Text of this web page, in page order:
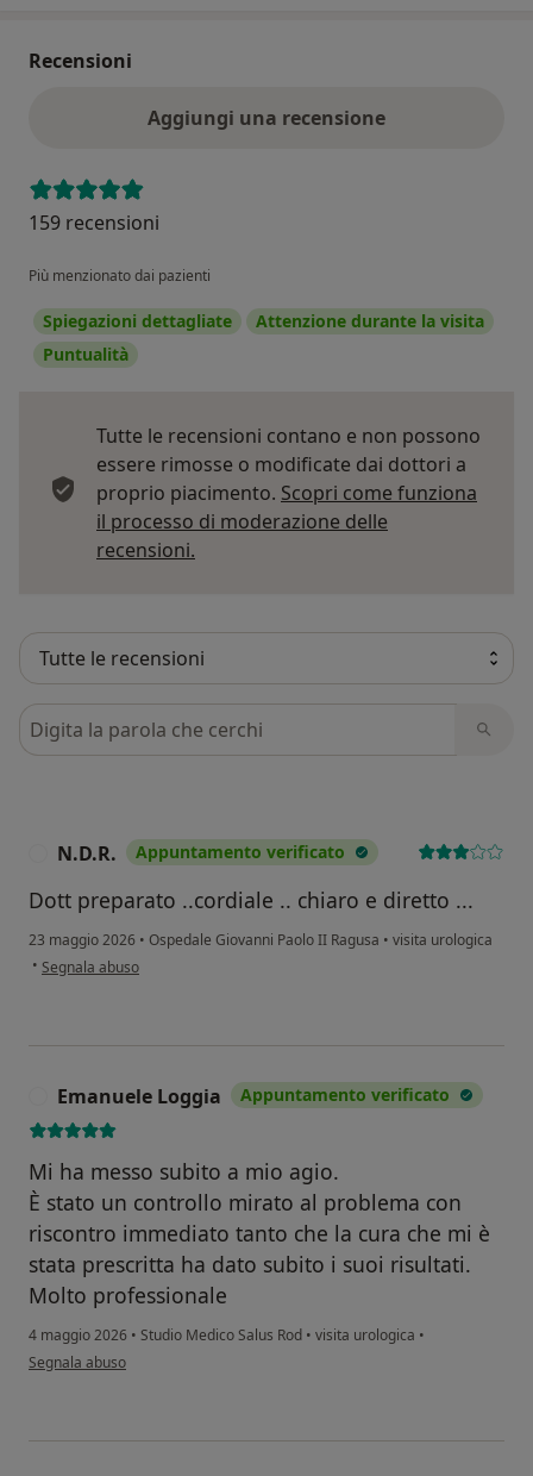
Recensioni
Aggiungi una recensione
159 recensioni
Più menzionato dai pazienti
Spiegazioni dettagliate
Attenzione durante la visita
Puntualità
Tutte le recensioni contano e non possono
essere rimosse o modificate dai dottori a
proprio piacimento. Scopri come funziona
il processo di moderazione delle
recensioni.
Cerca nelle recensioni
N.D.R. Appuntamento verificato
Dott preparato ..cordiale .. chiaro e diretto ...
23 maggio 2026 • Ospedale Giovanni Paolo II Ragusa • visita urologica
• secondo l'opinione dell'utente N.D.R.
Segnala abuso
Emanuele Loggia Appuntamento verificato
Mi ha messo subito a mio agio.
È stato un controllo mirato al problema con
riscontro immediato tanto che la cura che mi è
stata prescritta ha dato subito i suoi risultati.
Molto professionale
4 maggio 2026 • Studio Medico Salus Rod • visita urologica •
secondo l'opinione dell'utente Emanuele Loggia
Segnala abuso